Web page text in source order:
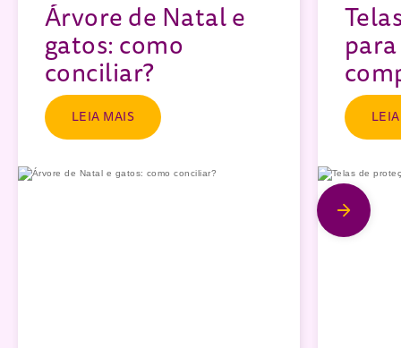
Árvore de Natal e
gatos: como
conciliar?
LEIA MAIS